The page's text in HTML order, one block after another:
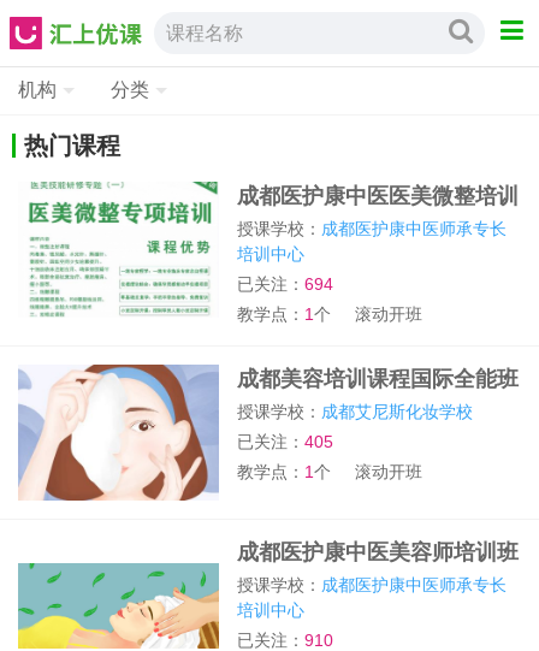
课程名称
机构 分类
热门课程
成都医护康中医医美微整培训
班
授课学校： 成都医护康中医师承专长
培训中心
已关注：694
教学点： 1个 滚动开班
成都美容培训课程国际全能班
授课学校： 成都艾尼斯化妆学校
已关注：405
教学点： 1个 滚动开班
成都医护康中医美容师培训班
授课学校： 成都医护康中医师承专长
培训中心
已关注：910